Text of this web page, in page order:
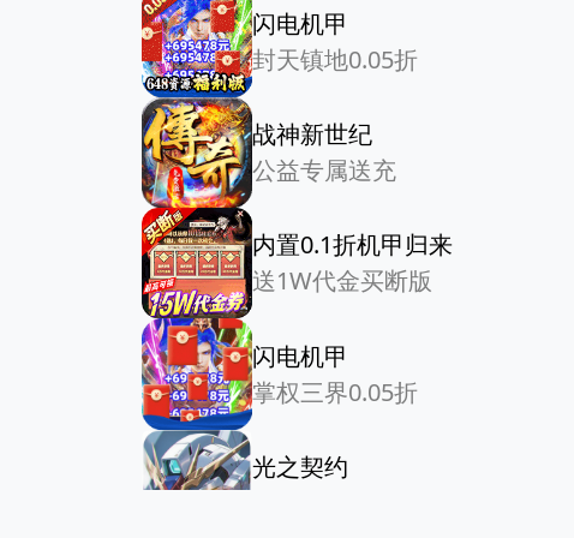
闪电机甲
封天镇地0.05折
战神新世纪
公益专属送充
内置0.1折机甲归来
送1W代金买断版
闪电机甲
掌权三界0.05折
光之契约